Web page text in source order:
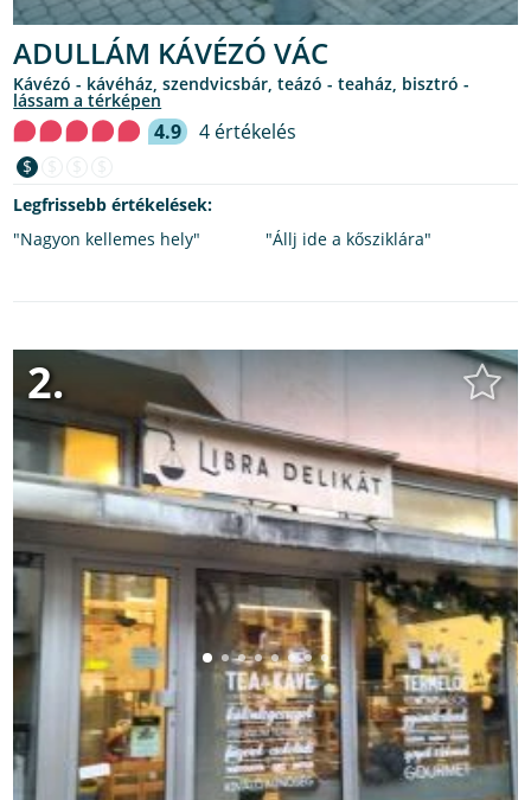
ADULLÁM KÁVÉZÓ VÁC
kávézó - kávéház, szendvicsbár, teázó - teaház, bisztró -
lássam a térképen
4.9 4 értékelés
$
Legfrissebb értékelések:
"Nagyon kellemes hely"
"Állj ide a kősziklára"
2.